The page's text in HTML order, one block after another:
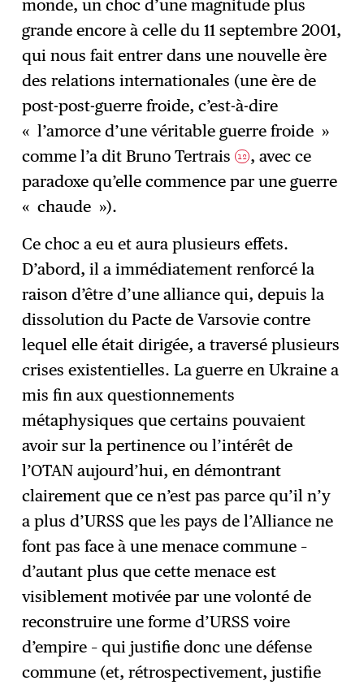
monde, un choc d’une magnitude plus
grande encore à celle du 11 septembre 2001,
qui nous fait entrer dans une nouvelle ère
des relations internationales (une ère de
post-post-guerre froide, c’est-à-dire
« l’amorce d’une véritable guerre froide »
comme l’a dit Bruno Tertrais12 , avec ce
paradoxe qu’elle commence par une guerre
« chaude »).
Ce choc a eu et aura plusieurs effets.
D’abord, il a immédiatement renforcé la
raison d’être d’une alliance qui, depuis la
dissolution du Pacte de Varsovie contre
lequel elle était dirigée, a traversé plusieurs
crises existentielles. La guerre en Ukraine a
mis fin aux questionnements
métaphysiques que certains pouvaient
avoir sur la pertinence ou l’intérêt de
l’OTAN aujourd’hui, en démontrant
clairement que ce n’est pas parce qu’il n’y
a plus d’URSS que les pays de l’Alliance ne
font pas face à une menace commune –
d’autant plus que cette menace est
visiblement motivée par une volonté de
reconstruire une forme d’URSS voire
d’empire – qui justifie donc une défense
commune (et, rétrospectivement, justifie